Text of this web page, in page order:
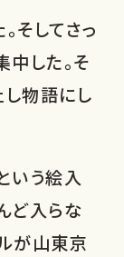
そしてさっ
中した。そ
物語にし
いう絵入
ど入らな
が山東京